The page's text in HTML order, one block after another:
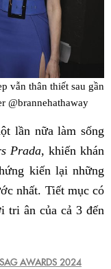
vẫn thân thiết sau gần
@brannehathaway
lần nữa làm sống
Prada, khiến khán
kiến lại những
nhất. Tiết mục có
tri ân của cả 3 đến
AWARDS 2024